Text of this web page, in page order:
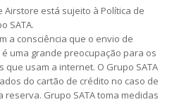
Airstore está sujeito à Política de
SATA.
a consciência que o envio de
uma grande preocupação para os
usam a internet. O Grupo SATA
do cartão de crédito no caso de
Grupo SATA toma medidas